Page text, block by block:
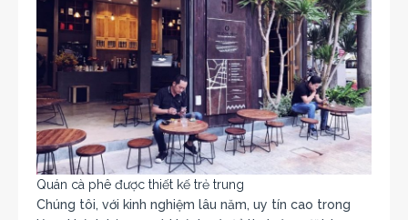
Quán cà phê được thiết kế trẻ trung
Chúng tôi, với kinh nghiệm lâu năm, uy tín cao trong